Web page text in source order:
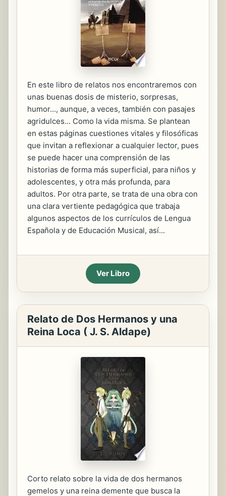
En este libro de relatos nos encontraremos con
unas buenas dosis de misterio, sorpresas,
humor..., aunque, a veces, también con pasajes
agridulces... Como la vida misma. Se plantean
en estas páginas cuestiones vitales y filosóficas
que invitan a reflexionar a cualquier lector, pues
se puede hacer una comprensión de las
historias de forma más superficial, para niños y
adolescentes, y otra más profunda, para
adultos. Por otra parte, se trata de una obra con
una clara vertiente pedagógica que trabaja
algunos aspectos de los currículos de Lengua
Española y de Educación Musical, así...
Ver Libro
Relato de Dos Hermanos y una
Reina Loca ( J. S. Aldape)
Corto relato sobre la vida de dos hermanos
gemelos y una reina demente que busca la